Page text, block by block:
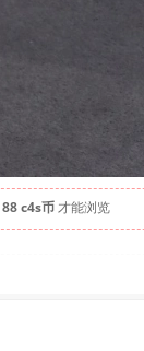
88 c4s币才能浏览